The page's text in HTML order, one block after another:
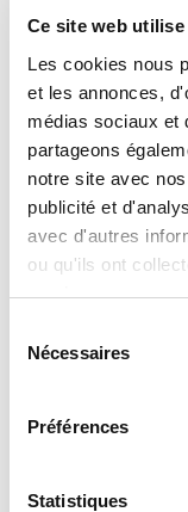
Ce site web
Les cookies nous
et les annonces,
médias sociaux et
partageons
notre site avec
publicité et
avec d'autres
ou qu'ils ont
services.
Nécessaires
Préférences
Statistiques